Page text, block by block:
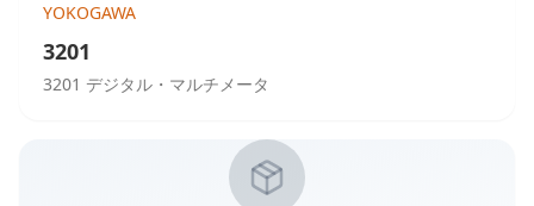
YOKOGAWA
3201
3201 デジタル・マルチメータ